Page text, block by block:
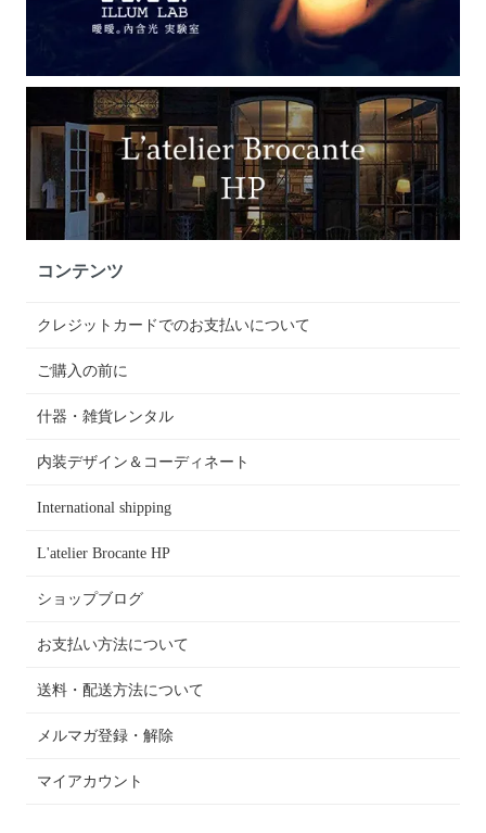
コンテンツ
クレジットカードでのお支払いについて
ご購入の前に
什器・雑貨レンタル
内装デザイン＆コーディネート
International shipping
L'atelier Brocante HP
ショップブログ
お支払い方法について
送料・配送方法について
メルマガ登録・解除
マイアカウント